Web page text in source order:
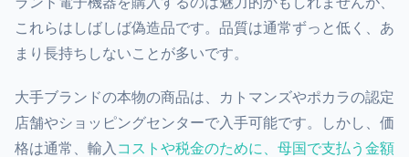
これらはしばしば偽造品です。品質は通常ずっと低く、あ
まり長持ちしないことが多いです。
大手ブランドの本物の商品は、 カトマンズやポカラの認定
店舗やショッピングセンターで入手可能です。しかし、 価
格は通常、輸入 コストや税金のために、母国で支払う金額